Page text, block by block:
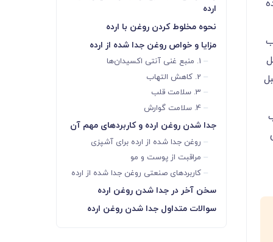
ارده
نحوه مخلوط کردن روغن با ارده
مزایا و خواص روغن جدا شده از ارده
1. منبع غنی آنتی ‌اکسیدان‌ها
2. کاهش التهاب
3. سلامت قلب
4. سلامت گوارش
جدا شدن روغن ارده و کاربردهای مهم آن
روغن جدا شده از ارده برای آشپزی
مراقبت از پوست و مو
کاربردهای صنعتی روغن جدا شده از ارده
سخن آخر در جدا شدن روغن ارده
سوالات متداول جدا شدن روغن ارده